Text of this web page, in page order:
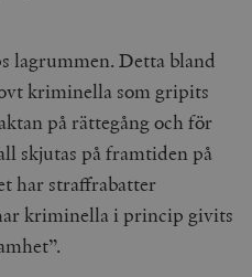
lagrummen. Detta bland
kriminella som gripits
på rättegång och för
skjutas på framtiden på
har straffrabatter
kriminella i princip givits